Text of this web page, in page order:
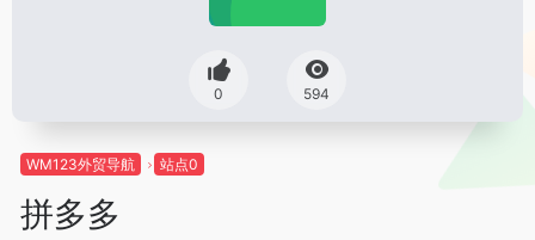
0 594
WM123外贸导航 站点0
拼多多